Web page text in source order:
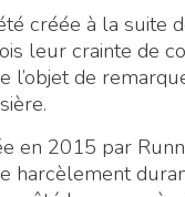
créée à la suite
leur crainte de
l’objet de
en 2015 par
harcèlement